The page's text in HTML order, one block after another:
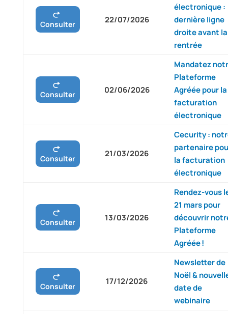
Consulter 22/07/2026
électronique :
dernière ligne
droite avant la
rentrée
Consulter 02/06/2026
Mandatez
Plateforme
Agréée pour la
facturation
électronique
Consulter 21/03/2026
Cecurity :
partenaire
la facturation
électronique
Consulter 13/03/2026
Rendez-vous
21 mars pour
découvrir
Plateforme
Agréée !
Consulter 17/12/2026
Newsletter de
Noël &
date de
webinaire